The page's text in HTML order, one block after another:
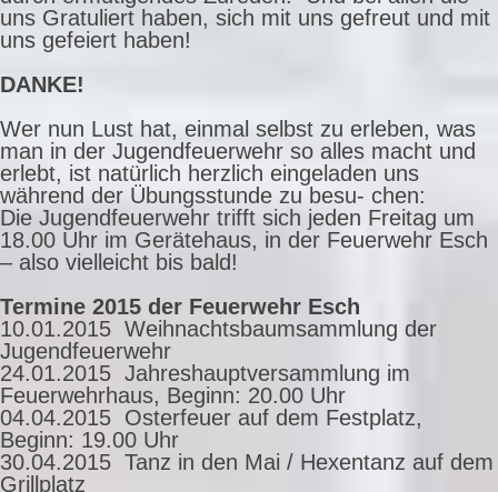
uns Gratuliert haben, sich mit uns gefreut und mit
uns gefeiert haben!
DANKE!
Wer nun Lust hat, einmal selbst zu erleben, was
man in der Jugendfeuerwehr so alles macht und
erlebt, ist natürlich herzlich eingeladen uns
während der Übungsstunde zu besu- chen:
Die Jugendfeuerwehr trifft sich jeden Freitag um
18.00 Uhr im Gerätehaus, in der Feuerwehr Esch
– also vielleicht bis bald!
Termine 2015 der Feuerwehr Esch
10.01.2015 Weihnachtsbaumsammlung der
Jugendfeuerwehr
24.01.2015 Jahreshauptversammlung im
Feuerwehrhaus, Beginn: 20.00 Uhr
04.04.2015 Osterfeuer auf dem Festplatz,
Beginn: 19.00 Uhr
30.04.2015 Tanz in den Mai / Hexentanz auf dem
Grillplatz